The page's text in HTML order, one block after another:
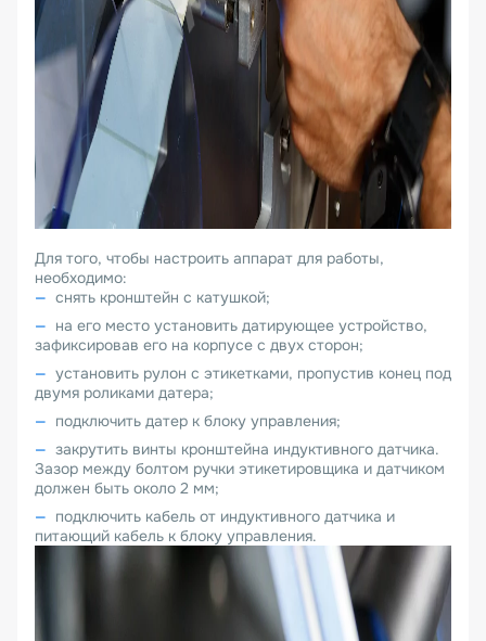
Для того, чтобы настроить аппарат для работы,
необходимо:
снять кронштейн с катушкой;
на его место установить датирующее устройство,
зафиксировав его на корпусе с двух сторон;
установить рулон с этикетками, пропустив конец под
двумя роликами датера;
подключить датер к блоку управления;
закрутить винты кронштейна индуктивного датчика.
Зазор между болтом ручки этикетировщика и датчиком
должен быть около 2 мм;
подключить кабель от индуктивного датчика и
питающий кабель к блоку управления.